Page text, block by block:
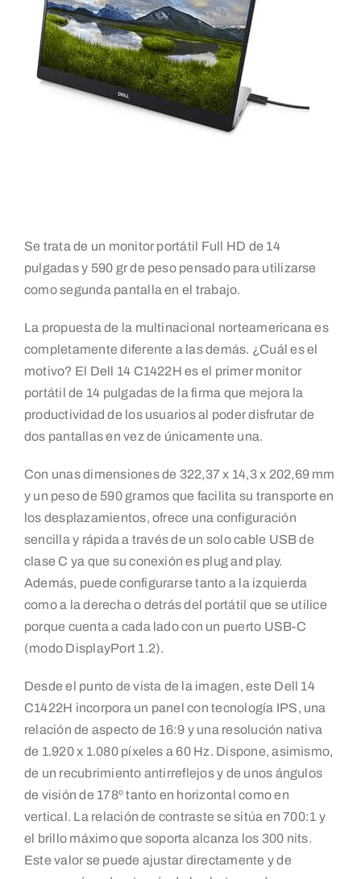
Se trata de un monitor portátil Full HD de 14
pulgadas y 590 gr de peso pensado para utilizarse
como segunda pantalla en el trabajo.
La propuesta de la multinacional norteamericana es
completamente diferente a las demás. ¿Cuál es el
motivo? El Dell 14 C1422H es el primer monitor
portátil de 14 pulgadas de la firma que mejora la
productividad de los usuarios al poder disfrutar de
dos pantallas en vez de únicamente una.
Con unas dimensiones de 322,37 x 14,3 x 202,69 mm
y un peso de 590 gramos que facilita su transporte en
los desplazamientos, ofrece una configuración
sencilla y rápida a través de un solo cable USB de
clase C ya que su conexión es plug and play.
Además, puede configurarse tanto a la izquierda
como a la derecha o detrás del portátil que se utilice
porque cuenta a cada lado con un puerto USB-C
(modo DisplayPort 1.2).
Desde el punto de vista de la imagen, este Dell 14
C1422H incorpora un panel con tecnología IPS, una
relación de aspecto de 16:9 y una resolución nativa
de 1.920 x 1.080 píxeles a 60 Hz. Dispone, asimismo,
de un recubrimiento antirreflejos y de unos ángulos
de visión de 178º tanto en horizontal como en
vertical. La relación de contraste se sitúa en 700:1 y
el brillo máximo que soporta alcanza los 300 nits.
Este valor se puede ajustar directamente y de